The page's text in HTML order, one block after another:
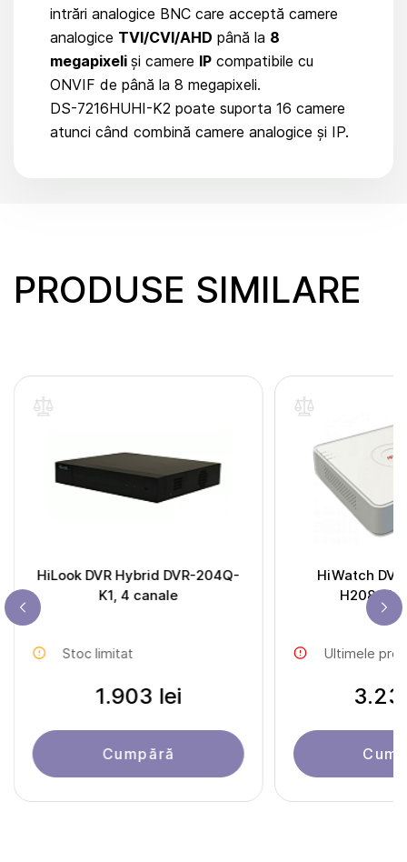
intrări analogice BNC care acceptă camere
analogice TVI/CVI/AHD până la 8
megapixeli și camere IP compatibile cu
ONVIF de până la 8 megapixeli.
DS-7216HUHI-K2 poate suporta 16 camere
atunci când combină camere analogice și IP.
PRODUSE SIMILARE
HiLook DVR Hybrid DVR-204Q-
K1, 4 canale
Stoc limitat
1.903 lei
Cumpără
HiWatch
H208QA,
Ultimele